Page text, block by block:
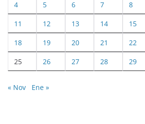
4 5 6 7 8
11 12 13 14 15
18 19 20 21 22
25 26 27 28 29
« Nov Ene »